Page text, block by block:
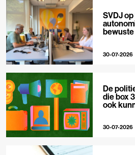
SVDJ
bewuste
30-07-2026
De
die box
ook
30-07-2026